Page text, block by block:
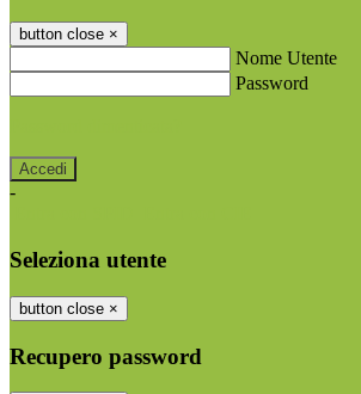
button close ×
Nome Utente
Password
-
Seleziona utente
button close ×
Recupero password